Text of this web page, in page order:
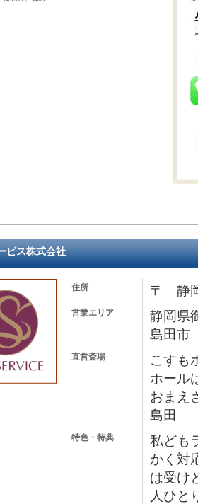
ビス株式会社
住所 〒 静
営業エリア
静岡県
島田市
直営斎場
こすも
ホール
おまえ
島田
特色・特典
私ども
かく対
は受け
人ひと